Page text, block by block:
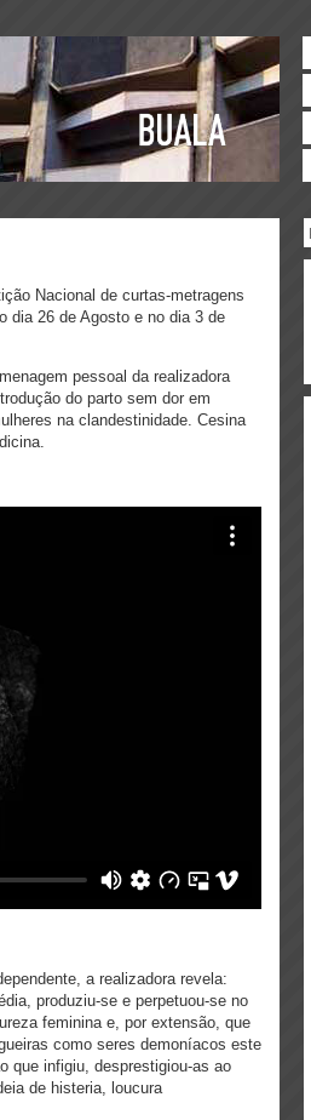
Nacional de curtas-metragens
dia 26 de Agosto e no dia 3 de
pessoal da realizadora
do parto sem dor em
na clandestinidade. Cesina
a realizadora revela:
produziu-se e perpetuou-se no
feminina e, por extensão, que
como seres demoníacos este
que infigiu, desprestigiou-as ao
de histeria, loucura